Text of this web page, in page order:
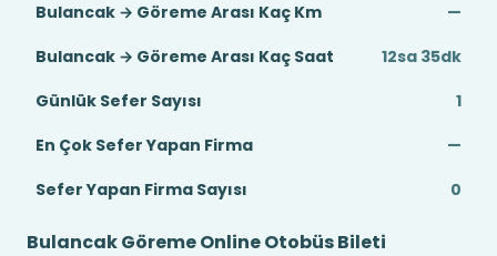
Bulancak → Göreme Arası Kaç Km
—
Bulancak → Göreme Arası Kaç Saat
12sa 35dk
Günlük Sefer Sayısı
1
En Çok Sefer Yapan Firma
—
Sefer Yapan Firma Sayısı
0
Bulancak Göreme Online Otobüs Bileti